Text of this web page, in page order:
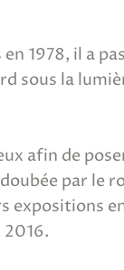
1978, il a
sous la
afin de
par le
expositions
2016.